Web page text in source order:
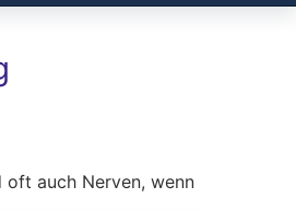
oft auch Nerven, wenn